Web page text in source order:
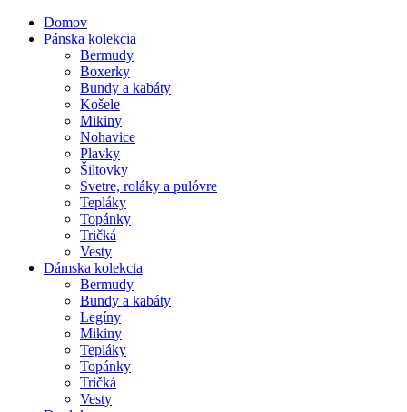
Domov
Pánska kolekcia
Bermudy
Boxerky
Bundy a kabáty
Košele
Mikiny
Nohavice
Plavky
Šiltovky
Svetre, roláky a pulóvre
Tepláky
Topánky
Tričká
Vesty
Dámska kolekcia
Bermudy
Bundy a kabáty
Legíny
Mikiny
Tepláky
Topánky
Tričká
Vesty